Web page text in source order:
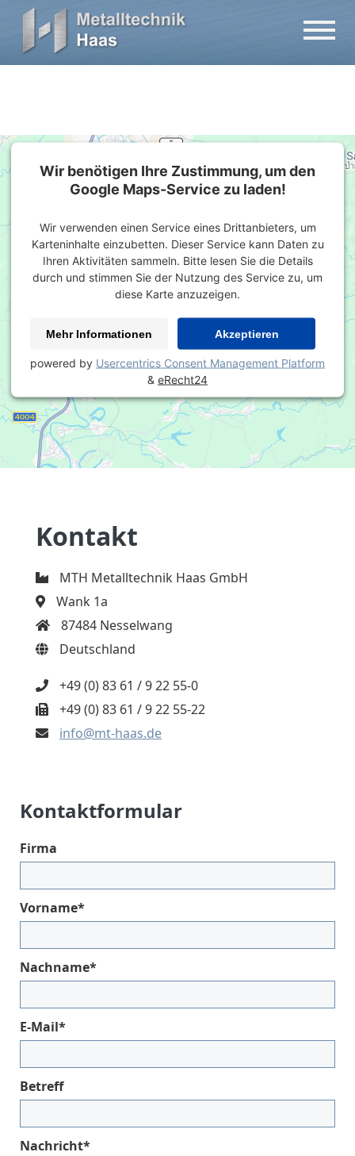
Wir benötigen Ihre Zustimmung, um den
Google Maps-Service zu laden!
Wir verwenden einen Service eines Drittanbieters, um
Karteninhalte einzubetten. Dieser Service kann Daten zu
Ihren Aktivitäten sammeln. Bitte lesen Sie die Details
durch und stimmen Sie der Nutzung des Service zu, um
diese Karte anzuzeigen.
Mehr Informationen Akzeptieren
powered by Usercentrics Consent Management Platform
& eRecht24
Kontakt
MTH Metalltechnik Haas GmbH
Wank 1a
87484 Nesselwang
Deutschland
+49 (0) 83 61 / 9 22 55-0
+49 (0) 83 61 / 9 22 55-22
info@mt-haas.de
Kontaktformular
Firma
Pflichtfeld
Vorname*
Pflichtfeld
Nachname*
Pflichtfeld
E-Mail*
Betreff
Pflichtfeld
Nachricht*